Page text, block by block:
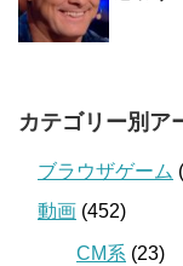
カテゴリー別ア
ブラウザゲーム
動画 (452)
CM系 (23)